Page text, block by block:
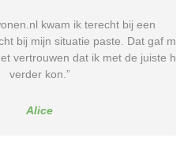
kwam ik terecht bij een
situatie paste. Dat gaf mij
dat ik met de juiste hulp
kon.”